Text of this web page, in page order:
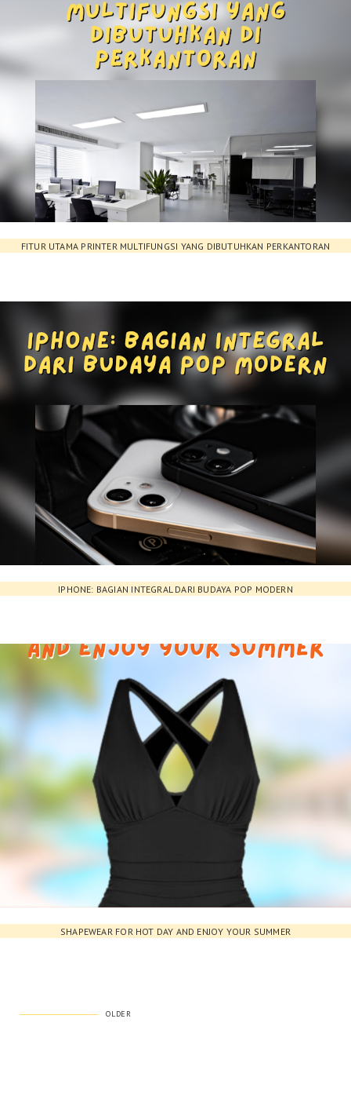
FITUR UTAMA PRINTER MULTIFUNGSI YANG DIBUTUHKAN PERKANTORAN
IPHONE: BAGIAN INTEGRAL DARI BUDAYA POP MODERN
SHAPEWEAR FOR HOT DAY AND ENJOY YOUR SUMMER
OLDER